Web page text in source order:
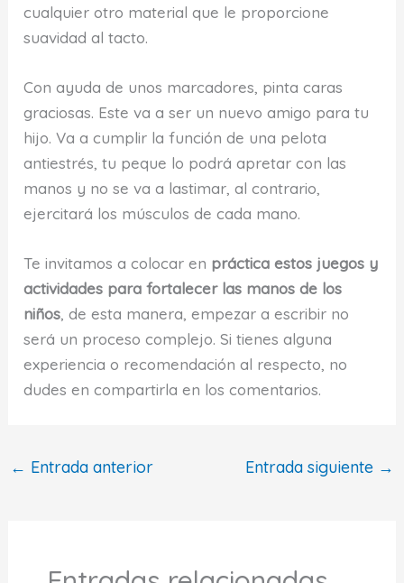
cualquier otro material que le proporcione
suavidad al tacto.
Con ayuda de unos marcadores, pinta caras
graciosas. Este va a ser un nuevo amigo para tu
hijo. Va a cumplir la función de una pelota
antiestrés, tu peque lo podrá apretar con las
manos y no se va a lastimar, al contrario,
ejercitará los músculos de cada mano.
Te invitamos a colocar en práctica estos juegos y
actividades para fortalecer las manos de los
niños , de esta manera, empezar a escribir no
será un proceso complejo. Si tienes alguna
experiencia o recomendación al respecto, no
dudes en compartirla en los comentarios.
← Entrada anterior Entrada siguiente →